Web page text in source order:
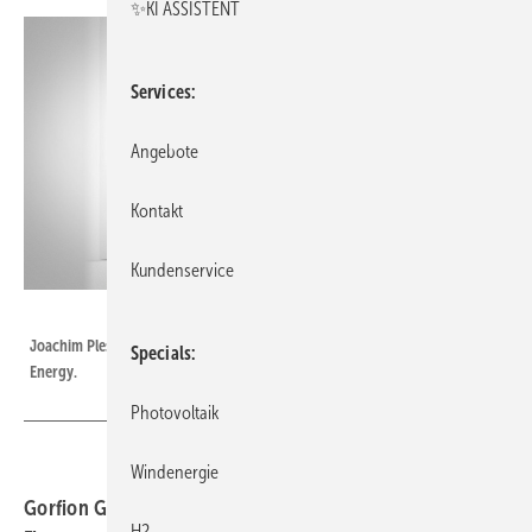
Joachim Plesch ist Geschäftsführer des Finanzdienstleisters Gorfion Green
Energy.
Gorfion Green Energy bietet Firmen spezielle
✨KI ASSISTENT
Services
Angebote
Kontakt
Kundenservice
Specials
Photovoltaik
Windenergie